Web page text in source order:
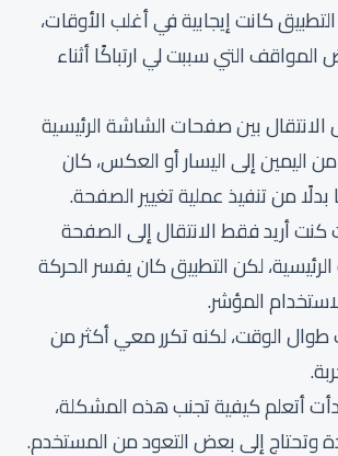
كانت إيجابية في أغلب الأوقات،
التي سببت لي ارتباكًا أثناء
بين صفحات الشاشة الرئيسية
إلى اليسار أو العكس، كان
بدلًا من تنفيذ عملية تغيير الصفحة.
أريد فقط الانتقال إلى الصفحة
لكن التطبيق كان يفسر الحركة
المؤشر.
طوال الوقت، لكنه تكرر معي أكثر من
أتعلم كيفية تجنب هذه المشكلة،
وتحتاج إلى بعض التعود من المستخدم.